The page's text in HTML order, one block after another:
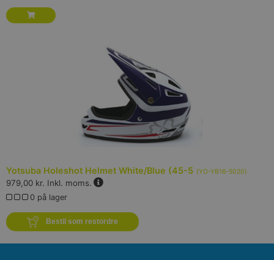
Yotsuba Holeshot Helmet White/Blue (45-5 (YO-YB16-5020)
979,00 kr. Inkl. moms.
0 på lager
Bestil som restordre